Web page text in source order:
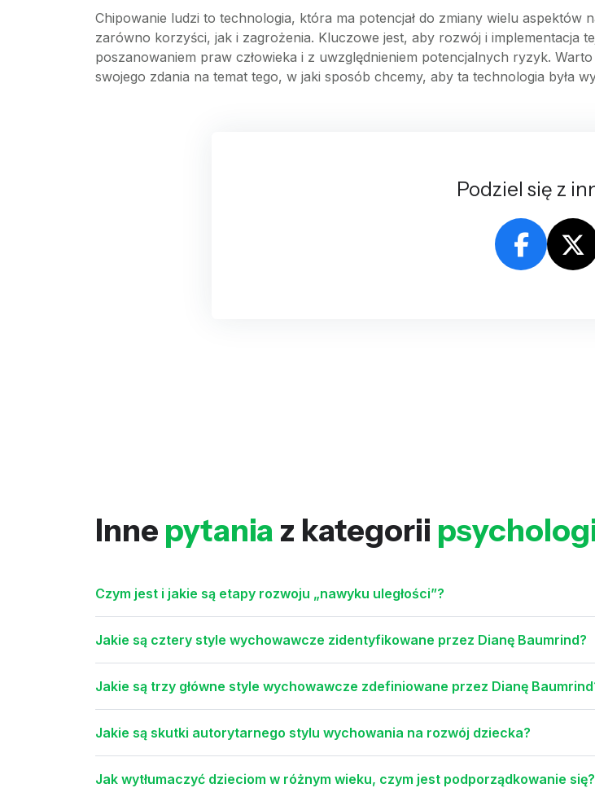
Chipowanie ludzi to technologia, która ma potencjał do zmiany wielu aspektów
zarówno korzyści, jak i zagrożenia. Kluczowe jest, aby rozwój i implementacja
poszanowaniem praw człowieka i z uwzględnieniem potencjalnych ryzyk.
swojego zdania na temat tego, w jaki sposób chcemy, aby ta technologia była
Podziel się z
Inne pytania z kategorii
Czym jest i jakie są etapy rozwoju „nawyku uległości”?
Jakie są cztery style wychowawcze zidentyfikowane przez Dianę Baumrind?
Jakie są trzy główne style wychowawcze zdefiniowane przez Dianę
Jakie są skutki autorytarnego stylu wychowania na rozwój dziecka?
Jak wytłumaczyć dzieciom w różnym wieku, czym jest podporządkowanie się?